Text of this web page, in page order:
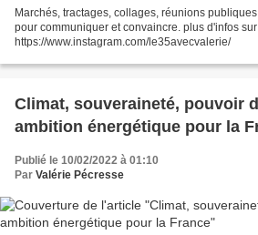
Marchés, tractages, collages, réunions
pour communiquer et convaincre. plus d'infos
https://www.instagram.com/le35avecvalerie/
Climat, souveraineté, pouvoir
ambition énergétique pour la
Publié le 10/02/2022 à 01:10
Par Valérie Pécresse